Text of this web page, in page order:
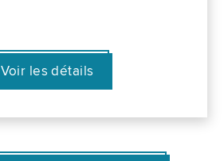
Voir les détails